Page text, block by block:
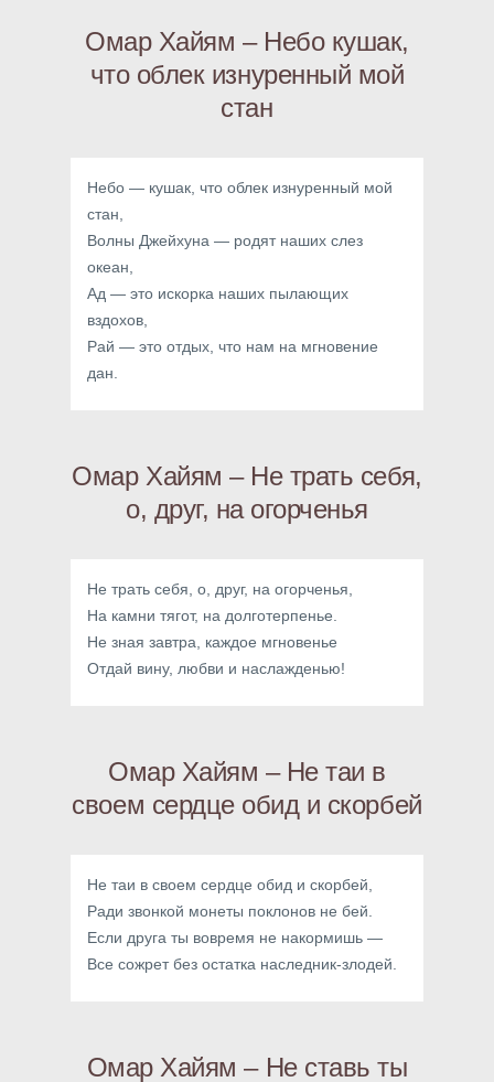
Омар Хайям – Небо кушак,
что облек изнуренный мой
стан
Небо — кушак, что облек изнуренный мой
стан,
Волны Джейхуна — родят наших слез
океан,
Ад — это искорка наших пылающих
вздохов,
Рай — это отдых, что нам на мгновение
дан.
Омар Хайям – Не трать себя,
о, друг, на огорченья
Не трать себя, о, друг, на огорченья,
На камни тягот, на долготерпенье.
Не зная завтра, каждое мгновенье
Отдай вину, любви и наслажденью!
Омар Хайям – Не таи в
своем сердце обид и скорбей
Не таи в своем сердце обид и скорбей,
Ради звонкой монеты поклонов не бей.
Если друга ты вовремя не накормишь —
Все сожрет без остатка наследник-злодей.
Омар Хайям – Не ставь ты